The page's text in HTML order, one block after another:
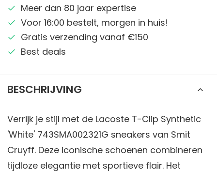
Meer dan 80 jaar expertise
Voor 16:00 bestelt, morgen in huis!
Gratis verzending vanaf €150
Best deals
BESCHRIJVING
Verrijk je stijl met de Lacoste T-Clip Synthetic
'White' 743SMA002321G sneakers van Smit
Cruyff. Deze iconische schoenen combineren
tijdloze elegantie met sportieve flair. Het